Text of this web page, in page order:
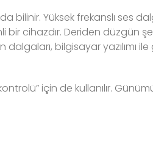
Yüksek frekanslı ses
cihazdır. Deriden düzgün
bilgisayar yazılımı
için de kullanılır.